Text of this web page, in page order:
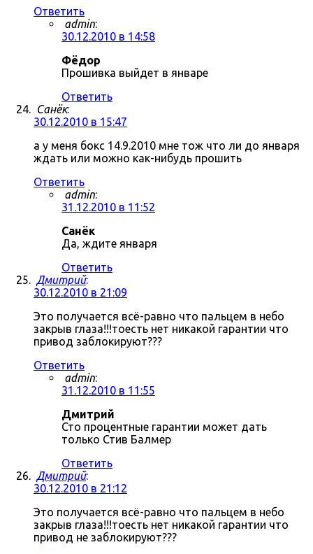
Ответить
admin:
30.12.2010 в 14:58
Фёдор
Прошивка выйдет в январе
Ответить
Санёк:
30.12.2010 в 15:47
а у меня бокс 14.9.2010 мне тож что ли до января
ждать или можно как-нибудь прошить
Ответить
admin:
31.12.2010 в 11:52
Санёк
Да, ждите января
Ответить
Дмитрий:
30.12.2010 в 21:09
Это получается всё-равно что пальцем в небо
закрыв глаза!!!тоесть нет никакой гарантии что
привод заблокируют???
Ответить
admin:
31.12.2010 в 11:55
Дмитрий
Сто процентные гарантии может дать
только Стив Балмер
Ответить
Дмитрий:
30.12.2010 в 21:12
Это получается всё-равно что пальцем в небо
закрыв глаза!!!тоесть нет никакой гарантии что
привод не заблокируют???